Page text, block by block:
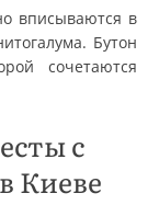
вписываются в
Бутон
сочетаются
с
Киеве